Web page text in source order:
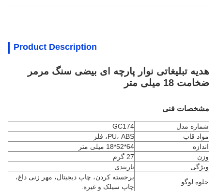
Product Description
هدیه تبلیغاتی نوار پارچه ای بیضی سنگ مرمر
ضخامت 18 میلی متر
مشخصات فنی
شماره مدل
GC174
مواد قاب
PU، ABS، فلز
اندازه
64*52*18 میلی متر
وزن
27 گرم
ویژگی
تاربندی
جلوه لوگو
برجسته کردن، چاپ دیجیتال، مهر زنی داغ،
چاپ سیلک و غیره.